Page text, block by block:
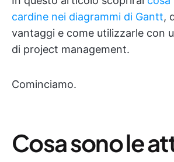
cardine nei diagrammi di Gantt,
vantaggi e come utilizzarle con
di project management.
Cominciamo.
Cosa sono le